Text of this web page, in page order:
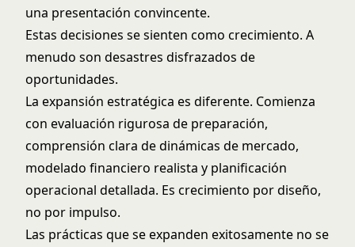
una presentación convincente.
Estas decisiones se sienten como crecimiento. A
menudo son desastres disfrazados de
oportunidades.
La expansión estratégica es diferente. Comienza
con evaluación rigurosa de preparación,
comprensión clara de dinámicas de mercado,
modelado financiero realista y planificación
operacional detallada. Es crecimiento por diseño,
no por impulso.
Las prácticas que se expanden exitosamente no se